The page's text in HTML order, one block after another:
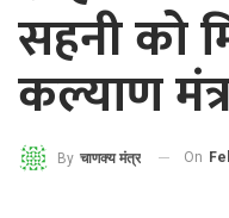
सहनी को
कल्याण
By चाणक्य मंत्र On